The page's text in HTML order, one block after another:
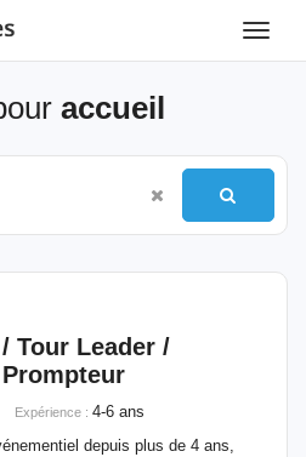
Toggle
accueil
Tour Leader /
Expérience : 4-6 ans
depuis plus de 4 ans,